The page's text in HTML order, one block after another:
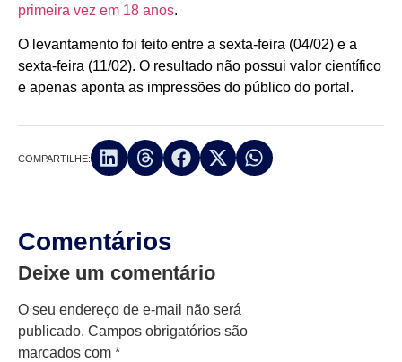
primeira vez em 18 anos.
O levantamento foi feito entre a sexta-feira (04/02) e a
sexta-feira (11/02). O resultado não possui valor científico
e apenas aponta as impressões do público do portal.
COMPARTILHE:
Comentários
Deixe um comentário
O seu endereço de e-mail não será
publicado. Campos obrigatórios são
marcados com *